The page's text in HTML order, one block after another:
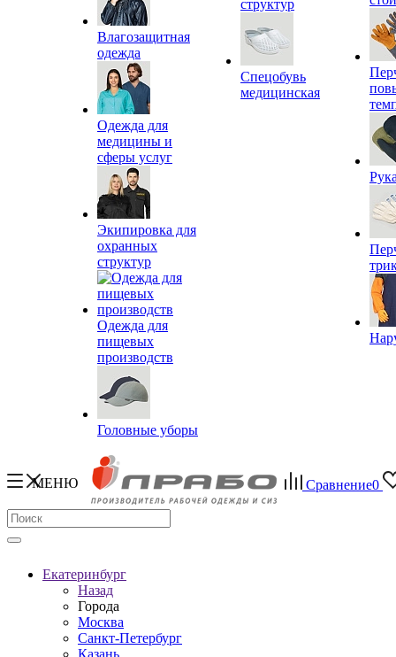
Влагозащитная
одежда
Одежда для
медицины и
сферы услуг
Экипировка для
охранных
структур
Одежда для
пищевых
производств
Головные уборы
структур
Спецобувь
медицинская
МЕНЮ Сравнение0
Екатеринбург
Назад
Города
Москва
Санкт-Петербург
Казань